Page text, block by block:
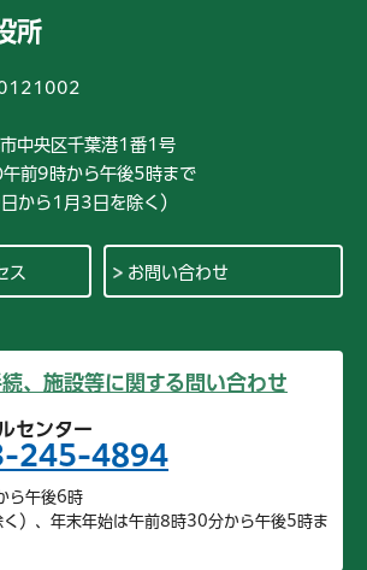
所
中央区千葉港1番1号
午前9時から午後5時まで
から1月3日を除く）
ス お問い合わせ
、施設等に関する問い合わせ
センター
245-4894
ら午後6時
く）、年末年始は午前8時30分から午後5時ま